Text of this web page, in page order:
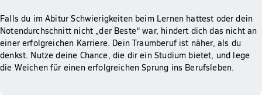
Falls du im Abitur Schwierigkeiten beim Lernen hattest oder dein
Notendurchschnitt nicht „der Beste“ war, hindert dich das nicht an
einer erfolgreichen Karriere. Dein Traumberuf ist näher, als du
denkst. Nutze deine Chance, die dir ein Studium bietet, und lege
die Weichen für einen erfolgreichen Sprung ins Berufsleben.